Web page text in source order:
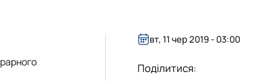
вт, 11 чер 2019 - 03:00
Поділитися: